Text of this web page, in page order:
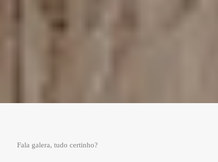
Fala galera, tudo certinho?